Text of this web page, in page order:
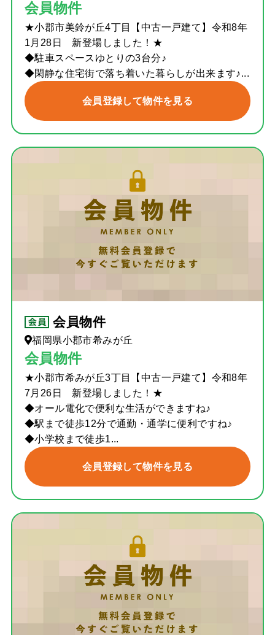
会員物件
★小郡市美鈴が丘4丁目【中古一戸建て】令和8年
1月28日 新登場しました！★
◆駐車スペースゆとりの3台分♪
◆閑静な住宅街で落ち着いた暮らしが出来ます♪...
会員登録して物件を見る
会員物件
福岡県小郡市希みが丘
会員物件
★小郡市希みが丘3丁目【中古一戸建て】令和8年
7月26日 新登場しました！★
◆オール電化で便利な生活ができますね♪
◆駅まで徒歩12分で通勤・通学に便利ですね♪
◆小学校まで徒歩1...
会員登録して物件を見る